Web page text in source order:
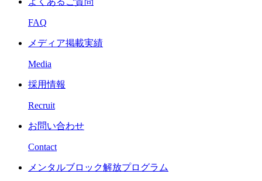
FAQ
メディア掲載実績
Media
採用情報
Recruit
お問い合わせ
Contact
メンタルブロック解放プログラム